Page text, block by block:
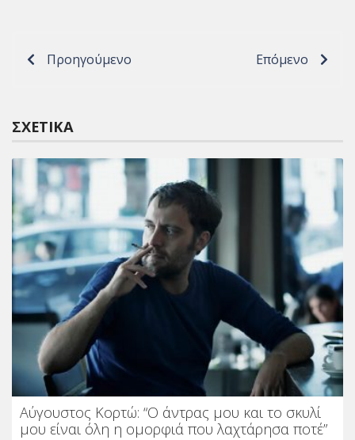
Προηγούμενο Επόμενο
ΣΧΕΤΙΚΆ
Αύγουστος Κορτώ: “Ο άντρας μου και το σκυλί
μου είναι όλη η ομορφιά που λαχτάρησα ποτέ”